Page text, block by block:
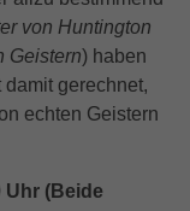
von Huntington
Geistern) haben
gerechnet,
echten Geistern
Uhr (Beide